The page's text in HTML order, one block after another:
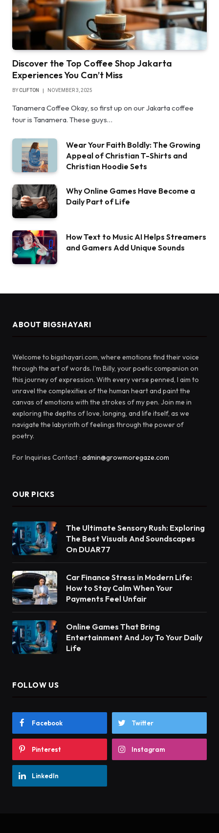
Discover the Top Coffee Shop Jakarta
Experiences You Can’t Miss
BYCLIFTON NOVEMBER 3, 2025
Tanamera Coffee Okay, so first up on our Jakarta coffee
tour is Tanamera. These guys…
Wear Your Faith Boldly: The Growing
Appeal of Christian T-Shirts and
Christian Hoodie Sets
Why Online Games Have Become a
Daily Part of Life
How Text to Music AI Helps Streamers
and Gamers Add Unique Sounds
ABOUT BIGSHAYARI
Welcome to bigshayari.com, where emotions find their voice
through the art of words. I'm Billy, your poetic companion on
this journey of expression. With every verse penned, I aim to
unravel the complexities of the human heart and paint the
canvas of emotions with the strokes of my pen. Join me in
exploring the depths of love, longing, and life itself, as we
navigate the labyrinth of feelings through the power of
poetry.
For Inquiries Contact : admin@growmoregaze.com
OUR PICKS
The Ultimate Sensory Rush: Exploring
The Best Visuals And Soundscapes
On DUAR77
Car Finance Stress in Modern Life:
How to Stay Calm When Your
Payments Feel Unfair
Online Games That Bring
Entertainment And Joy To Your Daily
Life
FOLLOW US
Facebook Twitter
Pinterest Instagram
LinkedIn